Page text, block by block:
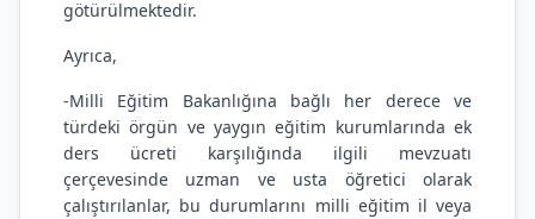
götürülmektedir.
Ayrıca,
-Milli Eğitim Bakanlığına bağlı her derece ve
türdeki örgün ve yaygın eğitim kurumlarında ek
ders ücreti karşılığında ilgili mevzuatı
çerçevesinde uzman ve usta öğretici olarak
çalıştırılanlar, bu durumlarını milli eğitim il veya